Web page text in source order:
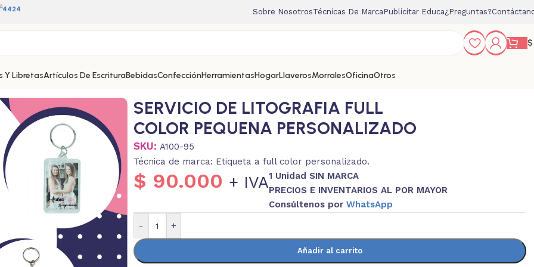
4424 Sobre NosotrosTécnicas De MarcaPublicitar Educa¿Preguntas?
$
Y LibretasArtículos De EscrituraBebidasConfecciónHerramientasHogarLlaverosMorralesOficinaOtros
SERVICIO DE LITOGRAFIA FULL
COLOR PEQUENA PERSONALIZADO
SKU: A100-95
Técnica de marca: Etiqueta a full color personalizado.
$ 90.000 + IVA1 Unidad SIN MARCA
PRECIOS E INVENTARIOS AL POR MAYOR
Consúltenos por WhatsApp
-
+
Añadir al carrito